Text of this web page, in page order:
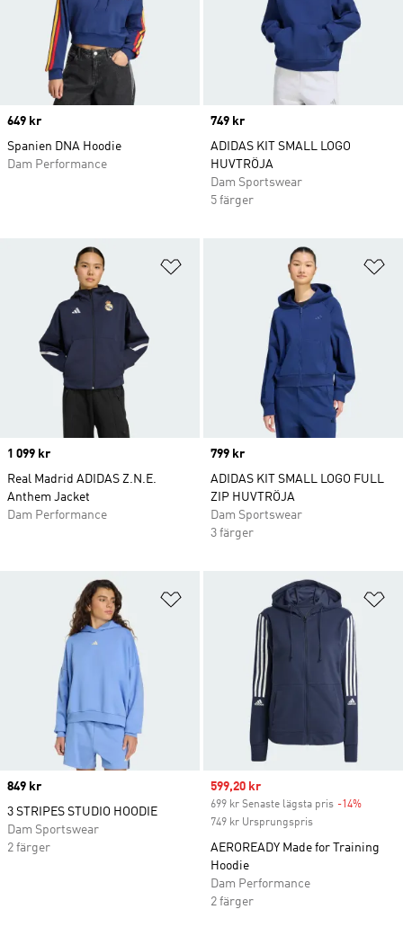
Price
649 kr
Spanien DNA Hoodie
Dam Performance
Price
749 kr
ADIDAS KIT SMALL LOGO
HUVTRÖJA
Dam Sportswear
5 färger
Lägg till på önskelistan
Price
1 099 kr
Real Madrid ADIDAS Z.N.E.
Anthem Jacket
Dam Performance
Price
799 kr
ADIDAS KIT SMALL LOGO FULL
ZIP HUVTRÖJA
Dam Sportswear
3 färger
Lägg till på önskelistan
Price
849 kr
3 STRIPES STUDIO HOODIE
Dam Sportswear
2 färger
Sale price
599,20 kr
699 kr Senaste lägsta pris -14%
749 kr Ursprungspris
AEROREADY Made for Training
Hoodie
Dam Performance
2 färger